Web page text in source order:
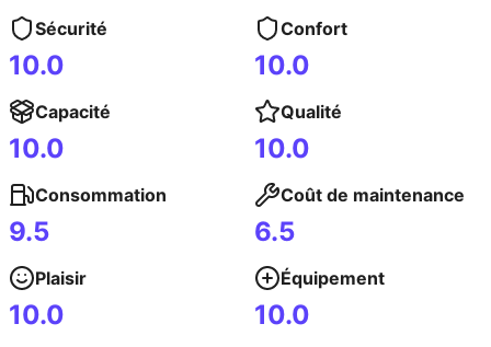
Sécurité
10.0
Confort
10.0
Capacité
10.0
Qualité
10.0
Consommation
9.5
Coût de maintenance
6.5
Plaisir
10.0
Équipement
10.0